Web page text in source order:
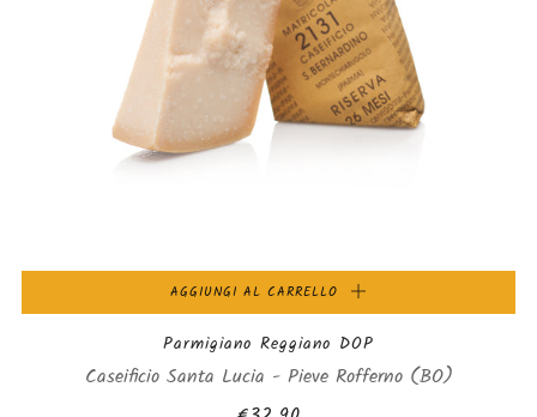
AGGIUNGI AL CARRELLO
Parmigiano Reggiano DOP
Caseificio Santa Lucia - Pieve Rofferno (BO)